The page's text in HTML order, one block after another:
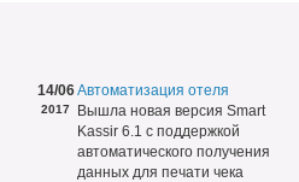
14/06
2017
Автоматизация отеля
Вышла новая версия Smart
Kassir 6.1 с поддержкой
автоматического получения
данных для печати чека